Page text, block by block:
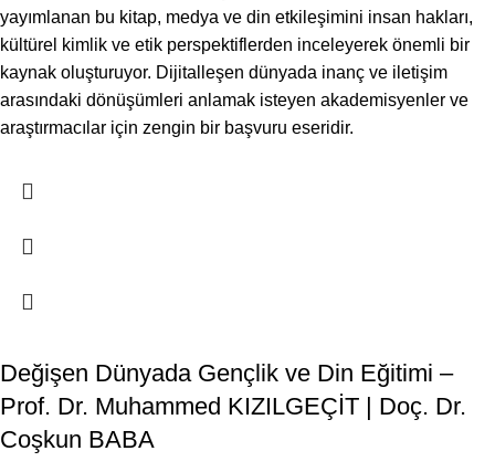
yayımlanan bu kitap, medya ve din etkileşimini insan hakları,
kültürel kimlik ve etik perspektiflerden inceleyerek önemli bir
kaynak oluşturuyor. Dijitalleşen dünyada inanç ve iletişim
arasındaki dönüşümleri anlamak isteyen akademisyenler ve
araştırmacılar için zengin bir başvuru eseridir.
Değişen Dünyada Gençlik ve Din Eğitimi –
Prof. Dr. Muhammed KIZILGEÇİT | Doç. Dr.
Coşkun BABA